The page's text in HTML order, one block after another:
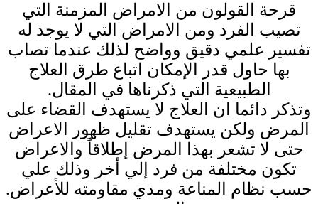
قرحة القولون من الامراض المزمنة التي
تصيب الفرد ومن الامراض التي لا يوجد له
تفسير علمي دقيق وواضح لذلك عندما تصاب
بها حاول قدر الإمكان اتباع طرق العلاج
الطبيعية التي ذكرناها في المقال.
وتذكر دائما ان العلاج لا يستهدف القضاء على
المرض ولكن يستهدف تقليل ظهور الاعراض
حتى لا تشعر بهذا المرض إطلاقاً والاعراض
تكون مختلفة من فرد إلي أخر وذلك علي
حسب نظام المناعة ومدي مقاومته للأعراض.